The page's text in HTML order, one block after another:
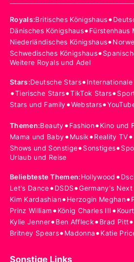
Royals:Britisches Königshaus•
Dänisches Königshaus•Fürstenhaus
Niederländisches Königshaus•
Schwedisches Königshaus•
Weitere Royals und Adel
Stars:Deutsche Stars•
•Tierische Stars•TikTok Stars•
Stars und Family•Webstars•
Themen:Beauty•Fashion•Kino und
Mama und Baby•Musik•Reality TV•
Shows und Sonstige•Sonstiges•
Urlaub und Reise
Beliebteste Themen:Hollywood •
Let's Dance•DSDS•Germany's
Kim Kardashian•Herzogin Meghan•
Prinz William •König Charles III •
Kylie Jenner•Ben Affleck•Brad Pitt•
Britney Spears•Madonna•Katie
Sonstige Links